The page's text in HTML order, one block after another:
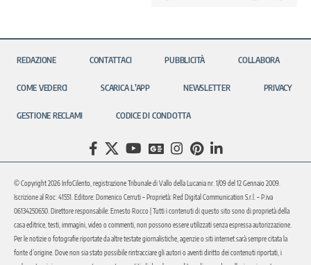
REDAZIONE CONTATTACI PUBBLICITÀ COLLABORA
COME VEDERCI SCARICA L’APP NEWSLETTER PRIVACY
GESTIONE RECLAMI CODICE DI CONDOTTA
© Copyright 2026 InfoCilento, registrazione Tribunale di Vallo della Lucania nr. 1/09 del 12 Gennaio 2009.
Iscrizione al Roc: 41551. Editore: Domenico Cerruti – Proprietà: Red Digital Communication S.r.l. – P.iva
06134250650. Direttore responsabile: Ernesto Rocco | Tutti i contenuti di questo sito sono di proprietà della
casa editrice, testi, immagini, video o commenti, non possono essere utilizzati senza espressa autorizzazione.
Per le notizie o fotografie riportate da altre testate giornalistiche, agenzie o siti internet sarà sempre citata la
fonte d’origine. Dove non sia stato possibile rintracciare gli autori o aventi diritto dei contenuti riportati, i